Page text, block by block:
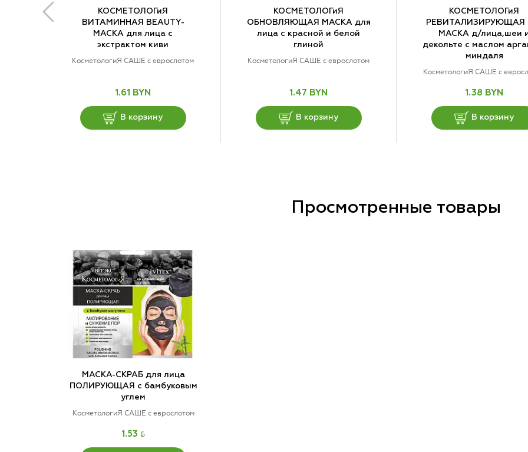
КОСМЕТОЛОГиЯ
ВИТАМИННАЯ BEAUTY-
МАСКА для лица с
экстрактом киви
КосметологиЯ САШЕ с еврослотом
1.61 BYN
В корзину
КОСМЕТОЛОГиЯ
ОБНОВЛЯЮЩАЯ МАСКА для
лица с красной и белой
глиной
КосметологиЯ САШЕ с еврослотом
1.47 BYN
В корзину
КОСМЕТОЛОГиЯ
РЕВИТАЛИЗИРУЮЩАЯ
МАСКА д/лица,шеи
декольте с маслом
миндаля
КосметологиЯ САШЕ с
1.38 BYN
В корзину
Просмотренные товары
МАСКА-СКРАБ для лица
ПОЛИРУЮЩАЯ с бамбуковым
углем
КосметологиЯ САШЕ с еврослотом
1.53 BYN